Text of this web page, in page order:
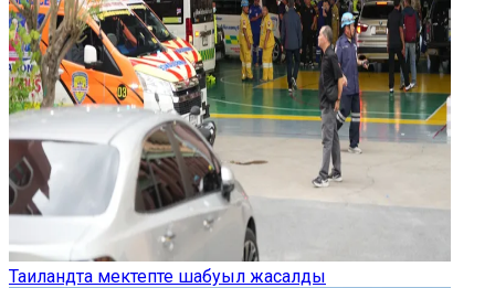
Таиландта мектепте шабуыл жасалды